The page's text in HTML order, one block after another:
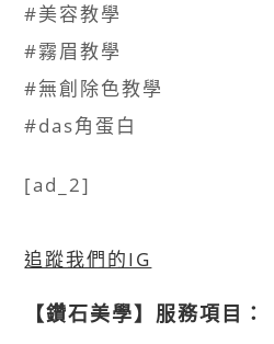
#美容教學​
#霧眉教學​
#無創除色教學​
#das角蛋白
[ad_2]
追蹤我們的IG
【鑽石美學】服務項目：